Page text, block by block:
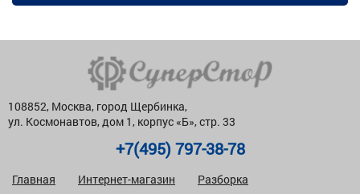
108852, Москва, город Щербинка,
ул. Космонавтов, дом 1, корпус «Б», стр. 33
+7(495) 797-38-78
Главная Интернет-магазин
Разборка